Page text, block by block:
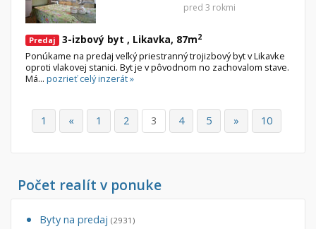
Predaj 3-izbový byt , Likavka, 87m2
Ponúkame na predaj veľký priestranný trojizbový byt v Likavke
oproti vlakovej stanici. Byt je v pôvodnom no zachovalom stave.
Má... pozrieť celý inzerát »
pred 3 rokmi
1 « 1 2 3 4 5 » 10
Počet realít v ponuke
Byty na predaj (2931)